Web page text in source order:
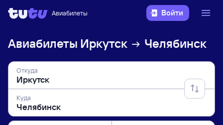
Авиабилеты Войти
Авиабилеты Иркутск Челябинск
Откуда
Куда